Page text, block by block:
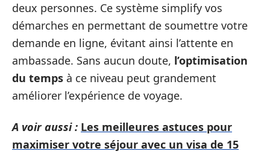
deux personnes. Ce système simplify vos
démarches en permettant de soumettre votre
demande en ligne, évitant ainsi l’attente en
ambassade. Sans aucun doute, l’optimisation
du temps à ce niveau peut grandement
améliorer l’expérience de voyage.
A voir aussi : Les meilleures astuces pour
maximiser votre séjour avec un visa de 15